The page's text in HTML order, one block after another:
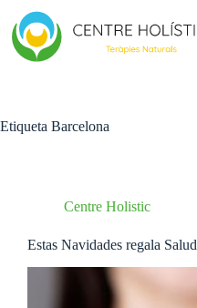
contenido
Etiqueta Barcelona
Centre Holistic
Estas Navidades regala Salud